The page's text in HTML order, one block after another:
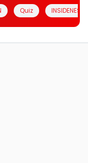
Quiz INSIDENESIA